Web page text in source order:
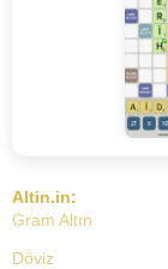
Altin.in:
Gram Altın
Döviz